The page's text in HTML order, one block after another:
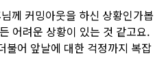
께 커밍아웃을 하신 상황인가봅
어려운 상황이 있는 것 같고요.
불어 앞날에 대한 걱정까지 복잡